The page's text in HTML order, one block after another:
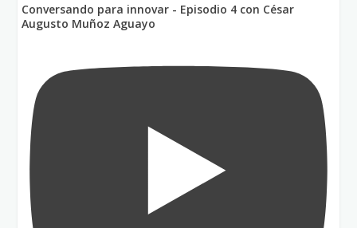
Conversando para innovar - Episodio 4 con César
Augusto Muñoz Aguayo